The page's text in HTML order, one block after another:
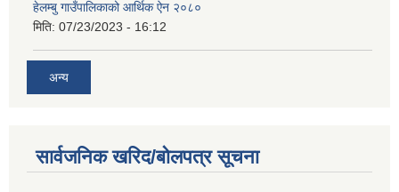
हेलम्बु गाउँपालिकाको आर्थिक ऐन २०८०
मिति: 07/23/2023 - 16:12
अन्य
सार्वजनिक खरिद/बोलपत्र सूचना